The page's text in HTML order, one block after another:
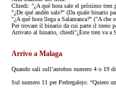
Chiedi: "¿A qué hora sale el próximo tren
"¿De qué andén sale?" (Da quale binario
"¿A qué hora llega a Salamanca?" ("A che
Per trovare il binario da cui parte il treno
Arrivato al binario, chiedi"¿Este tren va a
Arrivo a Malaga
Quando sali sull’autobus numero 4 o 19
Sul numero 11 per Pedregalejo: “Quiero